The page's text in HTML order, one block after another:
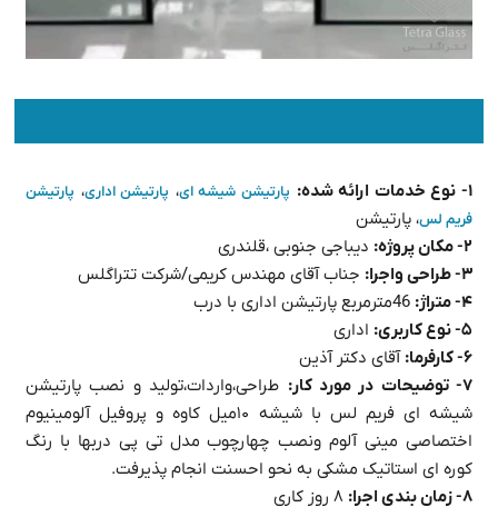
۱- نوع خدمات ارائه شده: پارتیشن شیشه ای، پارتیشن اداری، پارتیشن
فریم لس، پارتیشن
۲- مکان پروژه:
دیباجی جنوبی ،قلندری
۳- طراحی واجرا:
جناب آقای مهندس کریمی/شرکت تتراگلس
۴- متراژ:
۵- نوع کاربری:
اداری
۶- کارفرما:
آقای دکتر آذین
۷- توضیحات در مورد کار:
طراحی،واردات،تولید و نصب پارتیشن
شیشه ای فریم لس با شیشه ۱۰میل کاوه و پروفیل آلومینیوم
اختصاصی مینی آلوم ونصب چهارچوب مدل تی پی دربها با رنگ
کوره ای استاتیک مشکی به نحو احسنت انجام پذیرفت.
۸- زمان بندی اجرا: